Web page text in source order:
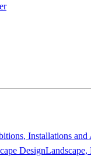
Installations
DesignLandscape,